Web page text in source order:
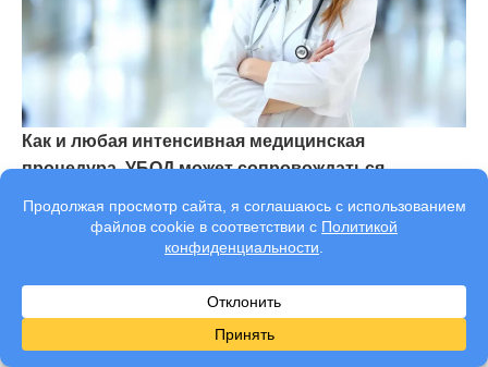
Как и любая интенсивная медицинская
процедура, УБОД может сопровождаться
от состояния организма, стажа употребления и
индивидуальной реакции. Именно поэтому важно
только под контролем специалистов.
Возможные побочные эффекты: